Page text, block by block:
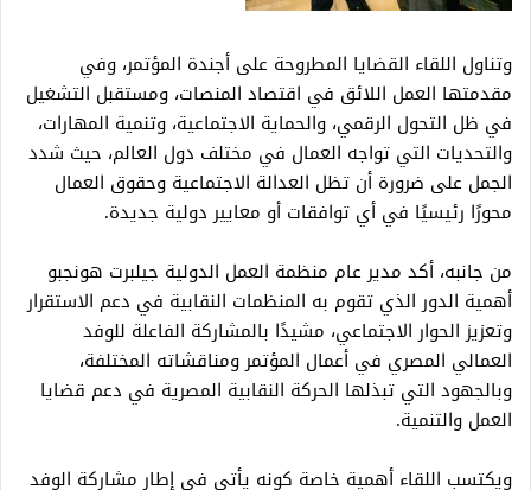
وتناول اللقاء القضايا المطروحة على أجندة المؤتمر، وفي
مقدمتها العمل اللائق في اقتصاد المنصات، ومستقبل التشغيل
في ظل التحول الرقمي، والحماية الاجتماعية، وتنمية المهارات،
والتحديات التي تواجه العمال في مختلف دول العالم، حيث شدد
الجمل على ضرورة أن تظل العدالة الاجتماعية وحقوق العمال
محورًا رئيسيًا في أي توافقات أو معايير دولية جديدة.
من جانبه، أكد مدير عام منظمة العمل الدولية جيلبرت هونجبو
أهمية الدور الذي تقوم به المنظمات النقابية في دعم الاستقرار
وتعزيز الحوار الاجتماعي، مشيدًا بالمشاركة الفاعلة للوفد
العمالي المصري في أعمال المؤتمر ومناقشاته المختلفة،
وبالجهود التي تبذلها الحركة النقابية المصرية في دعم قضايا
العمل والتنمية.
ويكتسب اللقاء أهمية خاصة كونه يأتي في إطار مشاركة الوفد